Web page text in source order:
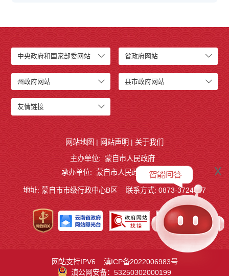
中央政府和国家部委网站 省政府网站
州政府网站 县市政府网站
友情链接
x
网站地图 | 网站声明 | 关于我们
主办单位: 蒙自市人民政府
承办单位: 蒙自市人民政府办公室
地址: 蒙自市市级行政中心B区 联系方式: 0873-3724887
网站支持IPV6
滇ICP备2022006983号
滇公网安备：53250302000199